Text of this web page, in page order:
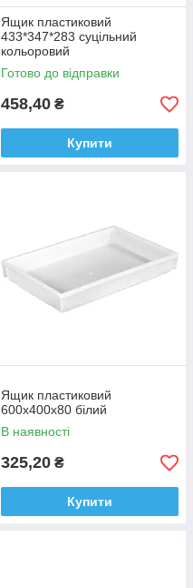
Ящик пластиковий
433*347*283 суцільний
кольоровий
Готово до відправки
458,40 ₴
Купити
Ящик пластиковий
600х400х80 білий
В наявності
325,20 ₴
Купити